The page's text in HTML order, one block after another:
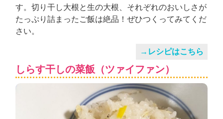
す。切り干し大根と生の大根、それぞれのおいしさが
たっぷり詰まったご飯は絶品！ぜひつくってみてくだ
さい。
→レシピはこちら
しらす干しの菜飯（ツァイファン）